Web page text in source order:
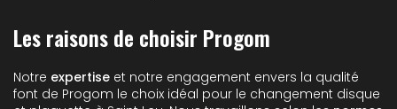
Les raisons de choisir Progom
Notre expertise et notre engagement envers la qualité
font de Progom le choix idéal pour le changement disque